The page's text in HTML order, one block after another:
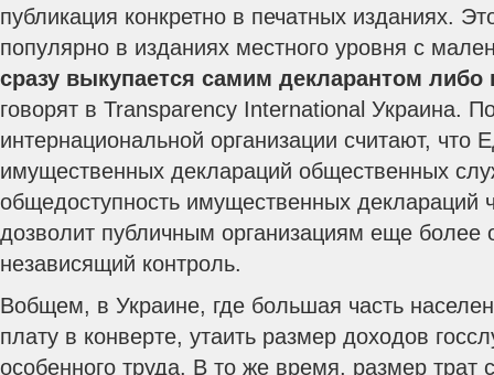
публикация конкретно в печатных изданиях.
популярно в изданиях местного уровня с
сразу выкупается самим декларантом либо
говорят в Transparency International Украина.
интернациональной организации считают, что
имущественных деклараций общественных
общедоступность имущественных деклараций
дозволит публичным организациям еще более
независящий контроль.
Вобщем, в Украине, где большая часть
плату в конверте, утаить размер доходов
особенного труда. В то же время, размер трат